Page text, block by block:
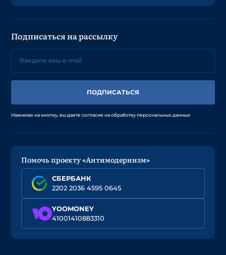
Подписаться на рассылку
ПОДПИСАТЬСЯ
Нажимая на кнопку, вы даете согласие на обработку персональных данных
Помочь проекту «Антимодернизм»
СБЕРБАНК
2202 2036 4595 0645
YOOMONEY
41001410883310